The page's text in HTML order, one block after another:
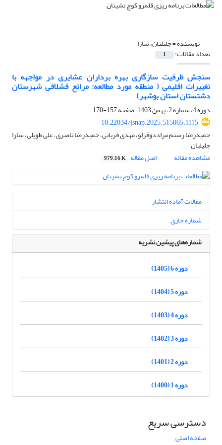
نویسنده =جلیلیان، سارا
تعداد مقالات: 1
سنجش ظرفیت سازگاری بهره برداران عشایری در مواجهه با
تغییرات اقلیمی ( منطقه مورد مطالعه: مراتع قشلاقی شهرستان
دشتستان استان بوشهر)
دوره 4، شماره 2، بهمن 1403، صفحه
157-170
10.22034/jsnap.2025.515065.1115
حمیدرضا رستم مراددوقزلو، مهدی قربانی، حمیدرضا ناصری، علی طویلی، سارا
جلیلیان
مشاهده مقاله
اصل مقاله 979.16 K
مقالات آماده انتشار
شماره جاری
شماره‌های پیشین نشریه
دوره 6 (1405)
دوره 5 (1404)
دوره 4 (1403)
دوره 3 (1402)
دوره 2 (1401)
دوره 1 (1400)
دسترسی سریع
صفحه اصلی